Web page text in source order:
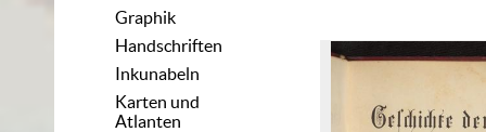
Graphik
Handschriften
Inkunabeln
Karten und
Atlanten